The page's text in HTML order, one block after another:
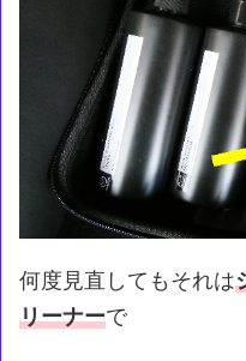
何度見直してもそれは
リーナーで